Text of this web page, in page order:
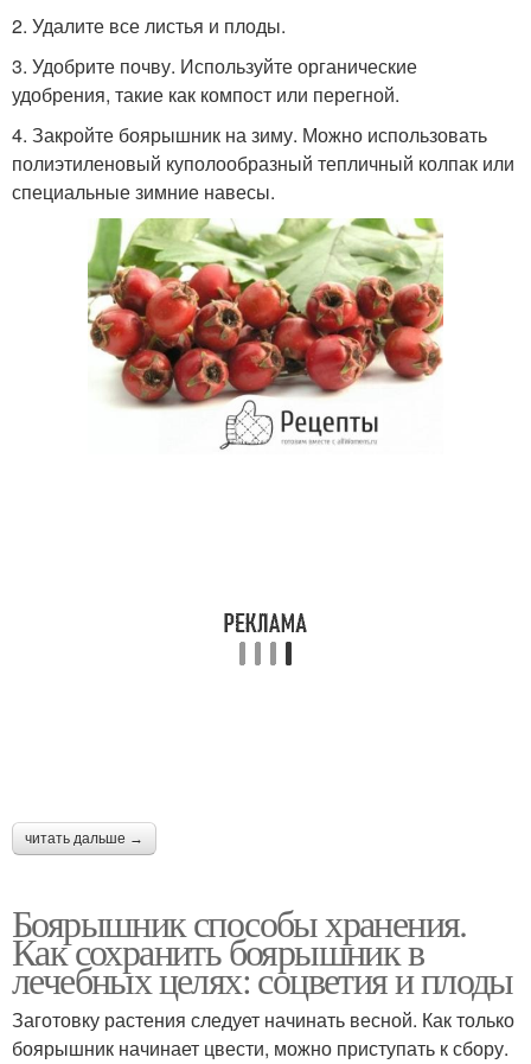
2. Удалите все листья и плоды.
3. Удобрите почву. Используйте органические
удобрения, такие как компост или перегной.
4. Закройте боярышник на зиму. Можно использовать
полиэтиленовый куполообразный тепличный колпак или
специальные зимние навесы.
читать дальше →
Боярышник способы хранения.
Как сохранить боярышник в
лечебных целях: соцветия и плоды
Заготовку растения следует начинать весной. Как только
боярышник начинает цвести, можно приступать к сбору.